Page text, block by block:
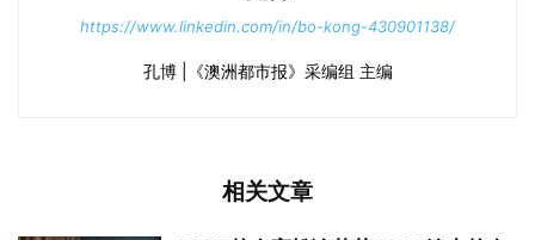
https://www.linkedin.com/in/bo-kong-430901138/
孔博 |《澳洲都市报》采编组 主编
相关文章